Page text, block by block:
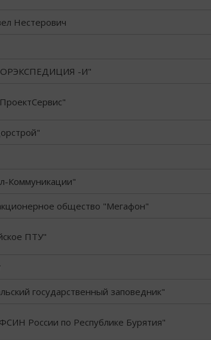
Нестерович
-И"
Коммуникации"
общество "Мегафон"
ПТУ"
государственный заповедник"
России по Республике Бурятия"